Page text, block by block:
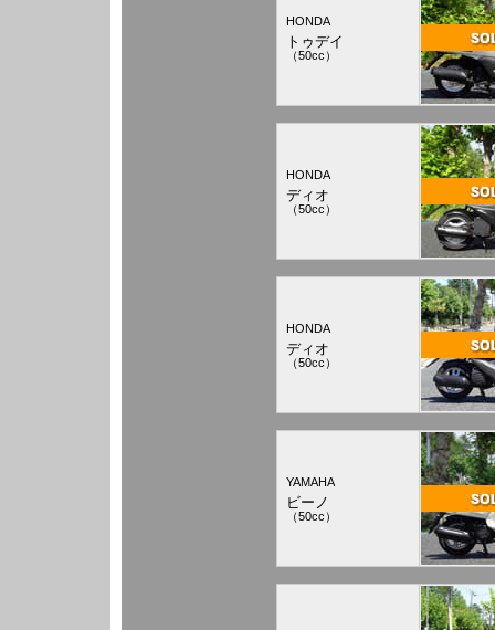
HONDA
トゥデイ
（50cc）
HONDA
ディオ
（50cc）
HONDA
ディオ
（50cc）
YAMAHA
ビーノ
（50cc）